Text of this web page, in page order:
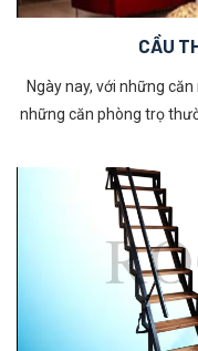
CẦU
Ngày nay, với những
những căn phòng trọ
xép hay là bộ phận kết
bảo sự tiện lợi, tiết kiệm
gác xép bằng sắt với
có tính thẩm mĩ cao.
khách những thông tin
gác xép